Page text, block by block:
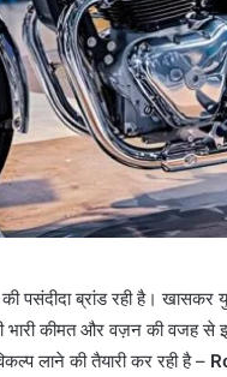
की पसंदीदा ब्रांड रही है।
भारी कीमत और वज़न की वजह से
लाने की तैयारी कर रही है –